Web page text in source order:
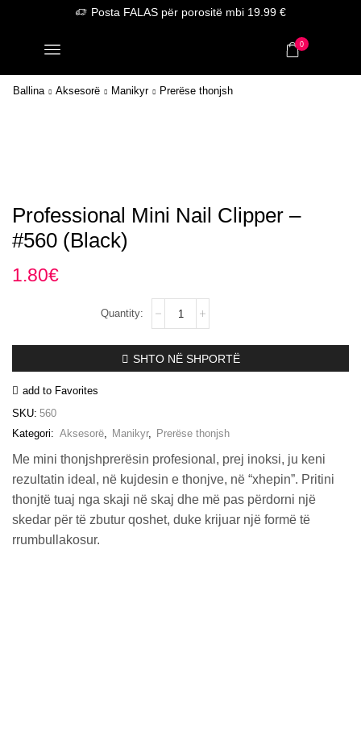
Posta FALAS për porositë mbi 19.99 €
0
Ballina Aksesorë Manikyr Prerëse thonjsh
Professional Mini Nail Clipper –
#560 (Black)
1.80€
Clipper
–
SHTO NË SHPORTË
add to Favorites
SKU: 560
Kategori: Aksesorë, Manikyr, Prerëse thonjsh
Me mini thonjshprerësin profesional, prej inoksi, ju keni
rezultatin ideal, në kujdesin e thonjve, në “xhepin”. Pritini
thonjtë tuaj nga skaji në skaj dhe më pas përdorni një
skedar për të zbutur qoshet, duke krijuar një formë të
rrumbullakosur.